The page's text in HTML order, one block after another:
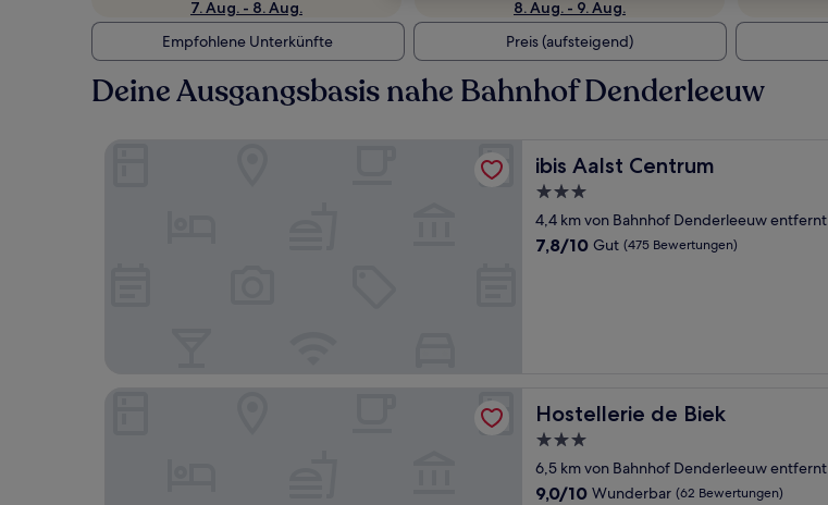
7. Aug. - 8. Aug.
8. Aug. - 9. Aug.
Empfohlene Unterkünfte
Preis (aufsteigend)
Deine Ausgangsbasis nahe Bahnhof Denderleeuw
ibis Aalst Centrum
ibis Aalst Centrum
3.0-
Sterne-
Unterkunft
4,4 km von Bahnhof Denderleeuw entfernt
7.8
7,8/10 Gut (475 Bewertungen)
Hostellerie de Biek
Hostellerie de Biek
3.0-
Sterne-
Unterkunft
6,5 km von Bahnhof Denderleeuw entfernt
9.0
9,0/10 Wunderbar (62 Bewertungen)